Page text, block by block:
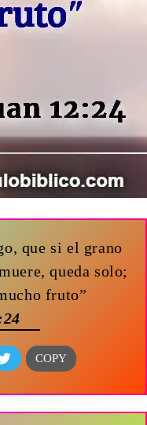
que si el grano
queda solo;
fruto”